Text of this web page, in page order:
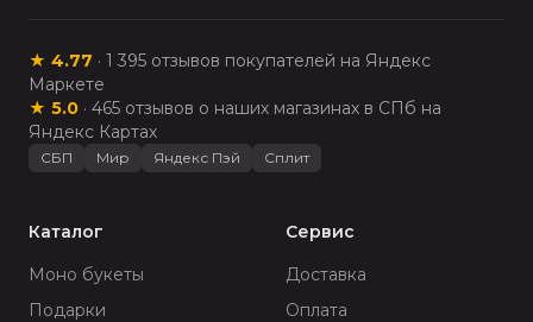
★ 4.77 · 1 395 отзывов покупателей на Яндекс
Маркете
★ 5.0 · 465 отзывов о наших магазинах в СПб на
Яндекс Картах
СБП Мир Яндекс Пэй Сплит
Каталог
Моно букеты
Подарки
Сервис
Доставка
Оплата